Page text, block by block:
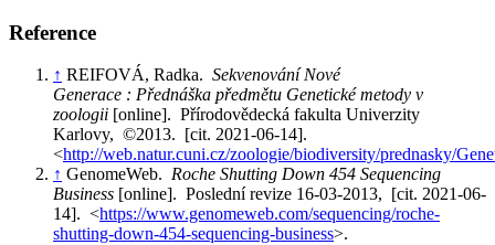
Reference
↑ REIFOVÁ, Radka. Sekvenování Nové
Generace : Přednáška předmětu Genetické metody v
zoologii [online]. Přírodovědecká fakulta Univerzity
Karlovy, ©2013. [cit. 2021-06-14].
<http://web.natur.cuni.cz/zoologie/biodiversity/prednasky/
↑ GenomeWeb. Roche Shutting Down 454 Sequencing
Business [online]. Poslední revize 16-03-2013, [cit. 2021-06-
14]. <https://www.genomeweb.com/sequencing/roche-
shutting-down-454-sequencing-business>.